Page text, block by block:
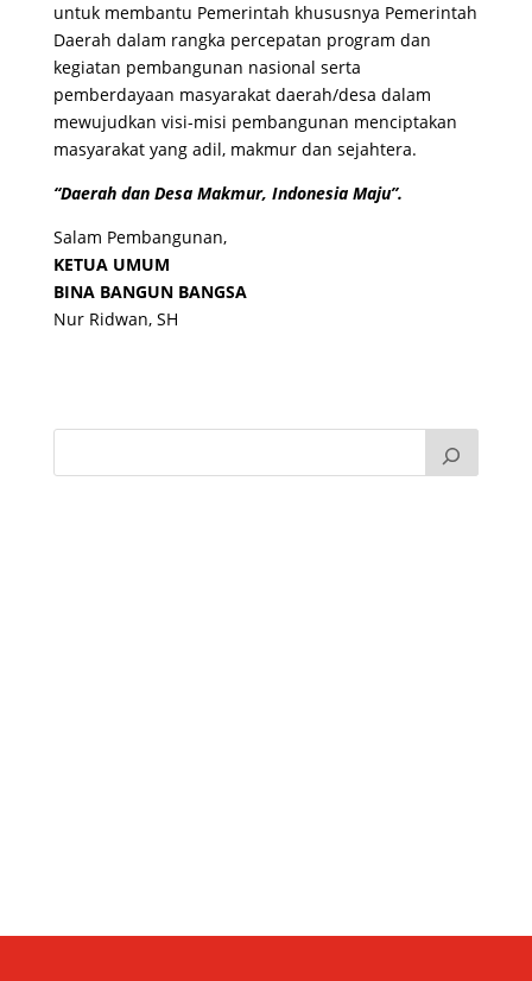
untuk membantu Pemerintah khususnya Pemerintah
Daerah dalam rangka percepatan program dan
kegiatan pembangunan nasional serta
pemberdayaan masyarakat daerah/desa dalam
mewujudkan visi-misi pembangunan menciptakan
masyarakat yang adil, makmur dan sejahtera.
“Daerah dan Desa Makmur, Indonesia Maju”.
Salam Pembangunan,
KETUA UMUM
BINA BANGUN BANGSA
Nur Ridwan, SH